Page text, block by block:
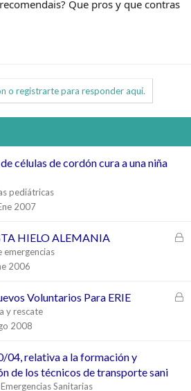
Que pros y que contras
o registrarte para responder aquí.
células de cordón cura a una niña
pediátricas
2007
C
a
HIELO ALEMANIA
emergencias
2006
C
Voluntarios Para ERIE
y rescate
2008
04, relativa a la formación y
de los técnicos de transporte sani
Sanitarias